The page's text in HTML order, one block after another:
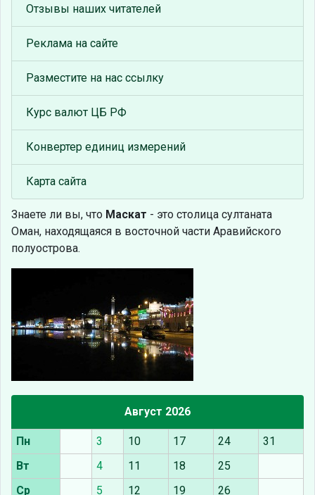
Отзывы наших читателей
Реклама на сайте
Разместите на нас ссылку
Курс валют ЦБ РФ
Конвертер единиц измерений
Карта сайта
Знаете ли вы, что Маскат - это столица султаната
Оман, находящаяся в восточной части Аравийского
полуострова.
Август 2026
Пн 3 10 17 24
31
Вт
4 11 18
25
Ср
5 12 19 26